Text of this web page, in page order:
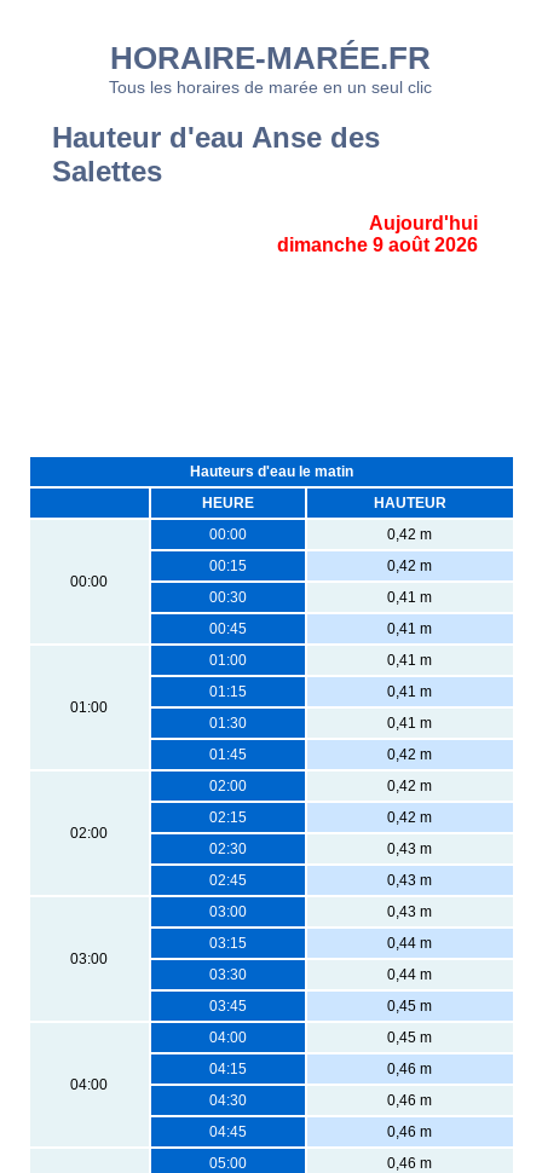
HORAIRE-MARÉE.FR
Tous les horaires de marée en un seul clic
Hauteur d'eau Anse des
Salettes
Aujourd'hui
dimanche 9 août 2026
Hauteurs d'eau le matin
HEURE
HAUTEUR
00:00
00:00
0,42 m
00:15
0,42 m
00:30
0,41 m
00:45
0,41 m
01:00
01:00
0,41 m
01:15
0,41 m
01:30
0,41 m
01:45
0,42 m
02:00
02:00
0,42 m
02:15
0,42 m
02:30
0,43 m
02:45
0,43 m
03:00
03:00
0,43 m
03:15
0,44 m
03:30
0,44 m
03:45
0,45 m
04:00
04:00
0,45 m
04:15
0,46 m
04:30
0,46 m
04:45
0,46 m
05:00
0,46 m